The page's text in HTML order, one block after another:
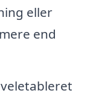
eller
end